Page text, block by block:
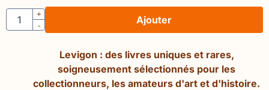
Quantité
+
-
Ajouter
Levigon : des livres uniques et rares,
soigneusement sélectionnés pour les
collectionneurs, les amateurs d'art et d'histoire.